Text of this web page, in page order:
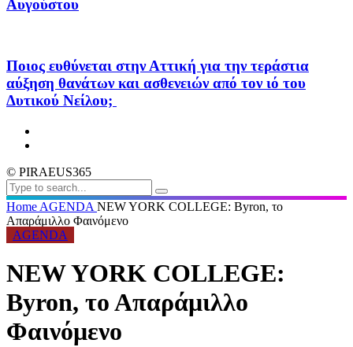
Αυγούστου
Ποιος ευθύνεται στην Αττική για την τεράστια
αύξηση θανάτων και ασθενειών από τον ιό του
Δυτικού Νείλου;
© PIRAEUS365
Home AGENDA NEW YORK COLLEGE: Byron, το
Απαράμιλλο Φαινόμενο
AGENDA
NEW YORK COLLEGE:
Byron, το Απαράμιλλο
Φαινόμενο